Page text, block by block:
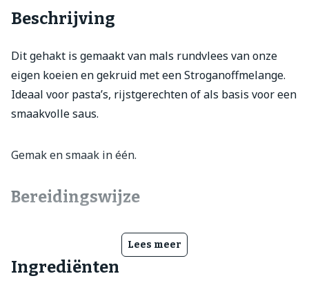
Beschrijving
Dit gehakt is gemaakt van mals rundvlees van onze
eigen koeien en gekruid met een Stroganoffmelange.
Ideaal voor pasta’s, rijstgerechten of als basis voor een
smaakvolle saus.
Gemak en smaak in één.
Bereidingswijze
Lees meer
Ingrediënten